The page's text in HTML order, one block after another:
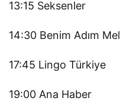
13:15 Seksenler
14:30 Benim Adım
17:45 Lingo Türkiye
19:00 Ana Haber